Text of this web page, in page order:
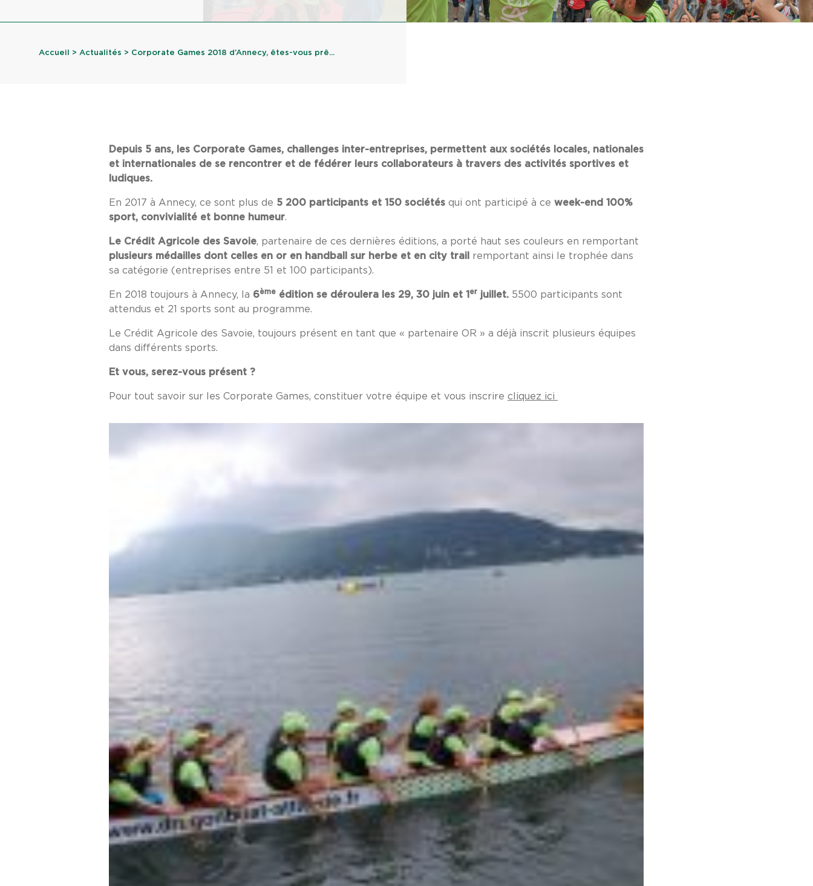
Accueil > Actualités > Corporate Games 2018 d’Annecy, êtes-vous prê...
Depuis 5 ans, les Corporate Games, challenges inter-entreprises, permettent aux sociétés locales, nationales
et internationales de se rencontrer et de fédérer leurs collaborateurs à travers des activités sportives et
ludiques.
En 2017 à Annecy, ce sont plus de 5 200 participants et 150 sociétés qui ont participé à ce week-end 100%
sport, convivialité et bonne humeur.
Le Crédit Agricole des Savoie, partenaire de ces dernières éditions, a porté haut ses couleurs en remportant
plusieurs médailles dont celles en or en handball sur herbe et en city trail
remportant ainsi le trophée dans
sa catégorie (entreprises entre 51 et 100 participants).
En 2018 toujours à Annecy, la 6ème édition se déroulera les 29, 30 juin et 1 er juillet. 5500 participants sont
attendus et 21 sports sont au programme.
Le Crédit Agricole des Savoie, toujours présent en tant que « partenaire OR » a déjà inscrit plusieurs équipes
dans différents sports.
Et vous, serez-vous présent ?
Pour tout savoir sur les Corporate Games, constituer votre équipe et vous inscrire cliquez ici